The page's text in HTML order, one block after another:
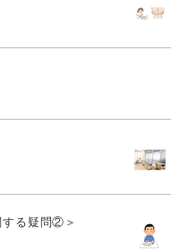
る疑問②＞